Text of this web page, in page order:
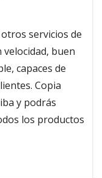
servicios de
buen
capaces de
Copia
y podrás
los productos